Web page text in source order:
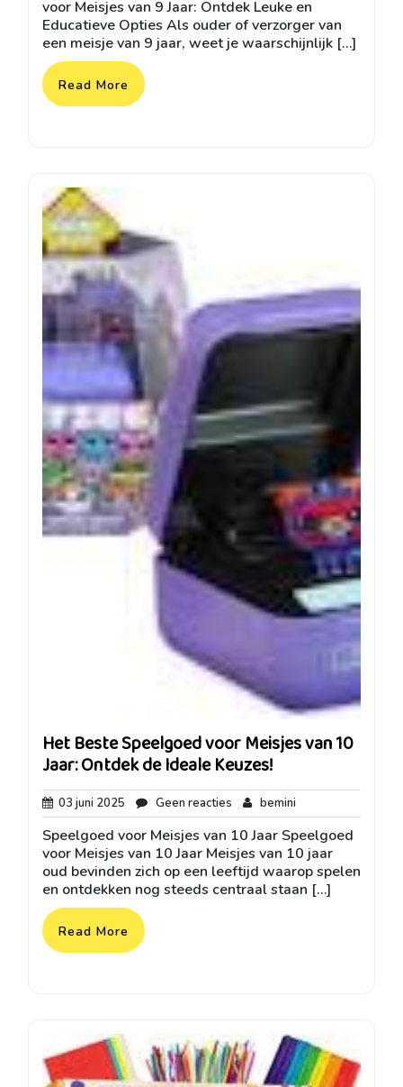
voor Meisjes van 9 Jaar: Ontdek Leuke en
Educatieve Opties Als ouder of verzorger van
een meisje van 9 jaar, weet je waarschijnlijk […]
Read More
Het Beste Speelgoed voor Meisjes van 10
Jaar: Ontdek de Ideale Keuzes!
03 juni 2025 03
juni
2025
Geen reacties Geen
reacties
bemini
Speelgoed voor Meisjes van 10 Jaar Speelgoed
voor Meisjes van 10 Jaar Meisjes van 10 jaar
oud bevinden zich op een leeftijd waarop spelen
en ontdekken nog steeds centraal staan […]
Read More